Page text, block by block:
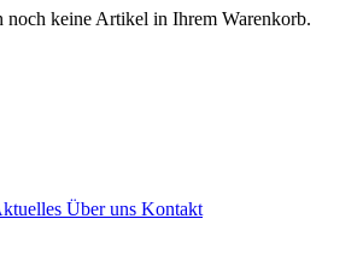
noch keine Artikel in Ihrem Warenkorb.
Über uns Kontakt